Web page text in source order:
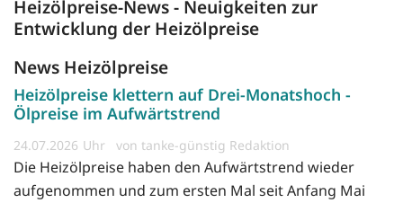
Heizölpreise-News - Neuigkeiten zur
Entwicklung der Heizölpreise
News Heizölpreise
Heizölpreise klettern auf Drei-Monatshoch -
Ölpreise im Aufwärtstrend
24.07.2026 von tanke-günstig Redaktion
Die Heizölpreise haben den Aufwärtstrend wieder
aufgenommen und zum ersten Mal seit Anfang Mai